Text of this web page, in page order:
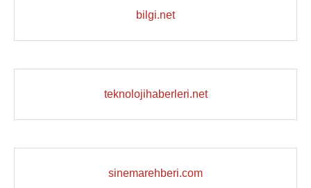
bilgi.net
teknolojihaberleri.net
sinemarehberi.com